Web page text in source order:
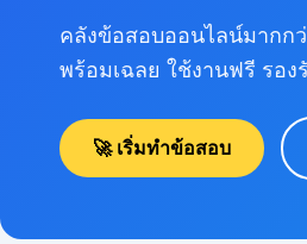
คลังข้อสอบออนไลน์มากกว่
พร้อมเฉลย ใช้งานฟรี รอง
🚀 เริ่มทำข้อสอบ